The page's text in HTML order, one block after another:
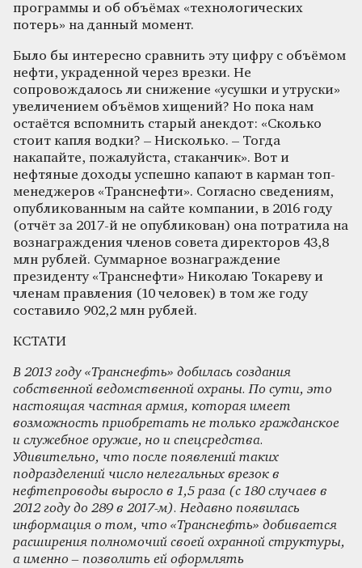
программы и об объёмах «технологических
потерь» на данный момент.
Было бы интересно сравнить эту цифру с объёмом
нефти, украденной через врезки. Не
сопровождалось ли снижение «усушки и утруски»
увеличением объёмов хищений? Но пока нам
остаётся вспомнить старый анекдот: «Сколько
стоит капля водки? – Нисколько. – Тогда
накапайте, пожалуйста, стаканчик». Вот и
нефтяные доходы успешно капают в карман топ-
менеджеров «Транснефти». Согласно сведениям,
опубликованным на сайте компании, в 2016 году
(отчёт за 2017-й не опубликован) она потратила на
вознаграждения членов совета директоров 43,8
млн рублей. Суммарное вознаграждение
президенту «Транснефти» Николаю Токареву и
членам правления (10 человек) в том же году
составило 902,2 млн рублей.
КСТАТИ
В 2013 году «Транснефть» добилась создания
собственной ведомственной охраны. По сути, это
настоящая частная армия, которая имеет
возможность приобретать не только гражданское
и служебное оружие, но и спецсредства.
Удивительно, что после появлений таких
подразделений число нелегальных врезок в
нефтепроводы выросло в 1,5 раза (с 180 случаев в
2012 году до 289 в 2017-м). Недавно появилась
информация о том, что «Транснефть» добивается
расширения полномочий своей охранной структуры,
а именно – позволить ей оформлять